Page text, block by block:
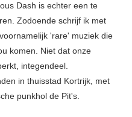
Dash is echter een te
Zodoende schrijf ik met
'rare' muziek die
komen. Niet dat onze
integendeel.
in thuisstad Kortrijk, met
punkhol de Pit's.